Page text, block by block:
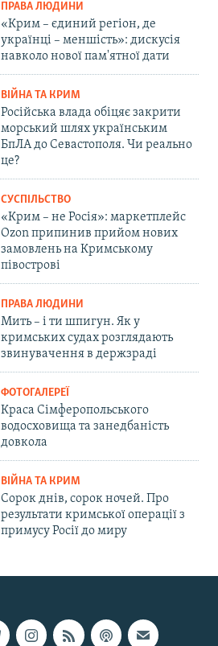
ПРАВА ЛЮДИНИ
«Крим – єдиний регіон, де
українці – меншість»: дискусія
навколо нової пам'ятної дати
ВІЙНА ТА КРИМ
Російська влада обіцяє закрити
морський шлях українським
БпЛА до Севастополя. Чи реально
це?
СУСПІЛЬСТВО
«Крим – не Росія»: маркетплейс
Ozon припинив прийом нових
замовлень на Кримському
півострові
ПРАВА ЛЮДИНИ
Мить – і ти шпигун. Як у
кримських судах розглядають
звинувачення в держзраді
ФОТОГАЛЕРЕЇ
Краса Сімферопольського
водосховища та занедбаність
довкола
ВІЙНА ТА КРИМ
Сорок днів, сорок ночей. Про
результати кримської операції з
примусу Росії до миру